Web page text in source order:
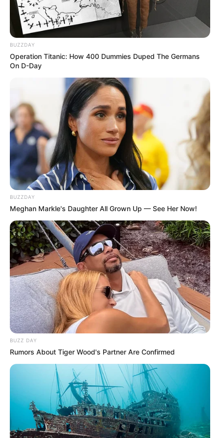
BUZZDAY
Operation Titanic: How 400 Dummies Duped The Germans
On D-Day
BUZZDAY
Meghan Markle's Daughter All Grown Up — See Her Now!
BUZZ DAY
Rumors About Tiger Wood's Partner Are Confirmed